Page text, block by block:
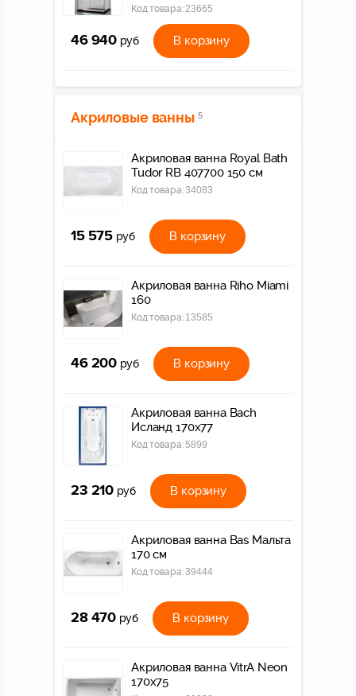
Код товара:23665
46 940 руб В корзину
Акриловые ванны 5
Акриловая ванна Royal Bath
Tudor RB 407700 150 см
Код товара:34083
15 575 руб В корзину
Акриловая ванна Riho Miami
160
Код товара: 13585
46 200 руб В корзину
Акриловая ванна Bach
Исланд 170х77
Код товара:5899
23 210 руб В корзину
Акриловая ванна Bas Мальта
170 см
Код товара:39444
28 470 руб В корзину
Акриловая ванна VitrA Neon
170x75